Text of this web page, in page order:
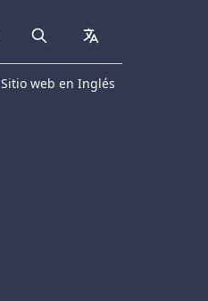
Search collapsed
Sitio web en Inglés